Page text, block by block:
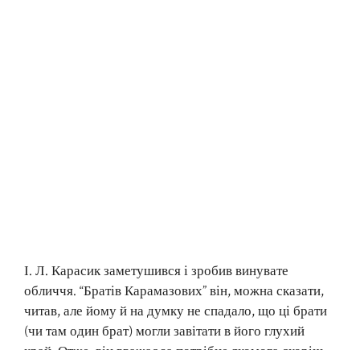
І. Л. Карасик заметушився і зробив винувате
обличчя. “Братів Карамазових” він, можна сказати,
читав, але йому й на думку не спадало, що ці брати
(чи там один брат) могли завітати в його глухий